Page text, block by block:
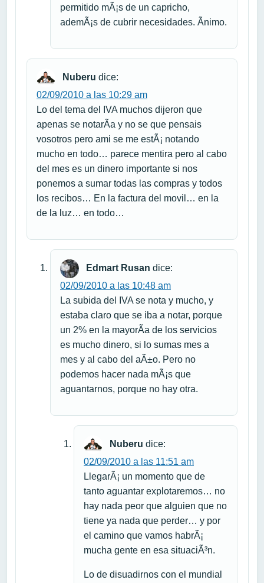
permitido mÃ¡s de un capricho,
ademÃ¡s de cubrir necesidades. Ãnimo.
Nuberu dice:
02/09/2010 a las 10:29 am
Lo del tema del IVA muchos dijeron que
apenas se notarÃ­a y no se que pensais
vosotros pero ami se me estÃ¡ notando
mucho en todo… parece mentira pero al cabo
del mes es un dinero importante si nos
ponemos a sumar todas las compras y todos
los recibos… En la factura del movil… en la
de la luz… en todo…
Edmart Rusan dice:
02/09/2010 a las 10:48 am
La subida del IVA se nota y mucho, y
estaba claro que se iba a notar, porque
un 2% en la mayorÃ­a de los servicios
es mucho dinero, si lo sumas mes a
mes y al cabo del aÃ±o. Pero no
podemos hacer nada mÃ¡s que
aguantarnos, porque no hay otra.
Nuberu dice:
02/09/2010 a las 11:51 am
LlegarÃ¡ un momento que de
tanto aguantar explotaremos… no
hay nada peor que alguien que no
tiene ya nada que perder… y por
el camino que vamos habrÃ¡
mucha gente en esa situaciÃ³n.
Lo de disuadirnos con el mundial